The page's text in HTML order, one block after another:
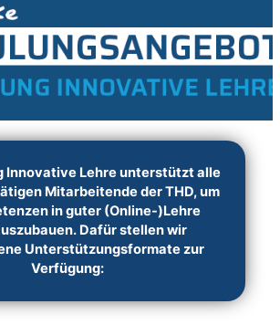
Innovative Lehre unterstützt alle
Mitarbeitende der THD, um
in guter (Online-)Lehre
Dafür stellen wir
Unterstützungsformate zur
Verfügung: